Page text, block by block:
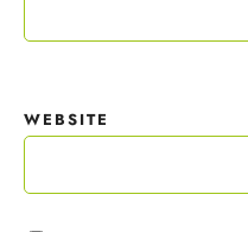
WEBSITE